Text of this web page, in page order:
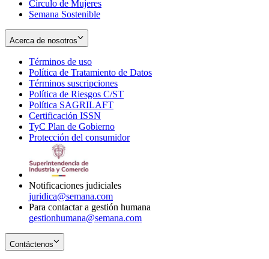
Círculo de Mujeres
Semana Sostenible
Acerca de nosotros
Términos de uso
in
new
window
Política de Tratamiento de Datos
Términos suscripciones
in
Política de Riesgos C/ST
Política SAGRILAFT
new
window
Certificación ISSN
in
new
TyC Plan de Gobierno
in
Protección del consumidorOpens
Notificaciones judiciales
juridica@semana.com
Para contactar a gestión humana
gestionhumana@semana.com
Contáctenos